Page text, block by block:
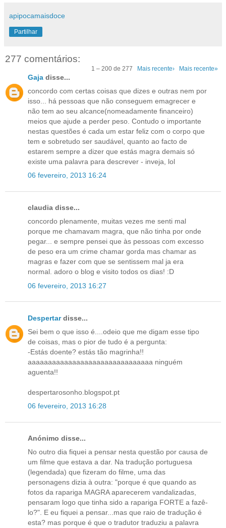
apipocamaisdoce
Partilhar
277 comentários:
1 – 200 de 277 Mais recente› Mais recente»
Gaja disse...
concordo com certas coisas que dizes e outras nem por
isso... há pessoas que não conseguem emagrecer e
não tem ao seu alcance(nomeadamente financeiro)
meios que ajude a perder peso. Contudo o importante
nestas questões é cada um estar feliz com o corpo que
tem e sobretudo ser saudável, quanto ao facto de
estarem sempre a dizer que estás magra demais só
existe uma palavra para descrever - inveja, lol
06 fevereiro, 2013 16:24
claudia disse...
concordo plenamente, muitas vezes me senti mal
porque me chamavam magra, que não tinha por onde
pegar... e sempre pensei que às pessoas com excesso
de peso era um crime chamar gorda mas chamar as
magras e fazer com que se sentissem mal ja era
normal. adoro o blog e visito todos os dias! :D
06 fevereiro, 2013 16:27
Despertardisse...
Sei bem o que isso é....odeio que me digam esse tipo
de coisas, mas o pior de tudo é a pergunta:
-Estás doente? estás tão magrinha!!
aaaaaaaaaaaaaaaaaaaaaaaaaaaaaaa ninguém
aguenta!!
despertarosonho.blogspot.pt
06 fevereiro, 2013 16:28
Anónimo disse...
No outro dia fiquei a pensar nesta questão por causa de
um filme que estava a dar. Na tradução portuguesa
(legendada) que fizeram do filme, uma das
personagens dizia à outra: "porque é que quando as
fotos da rapariga MAGRA aparecerem vandalizadas,
pensaram logo que tinha sido a rapariga FORTE a fazê-
lo?". E eu fiquei a pensar...mas que raio de tradução é
esta? mas porque é que o tradutor traduziu a palavra